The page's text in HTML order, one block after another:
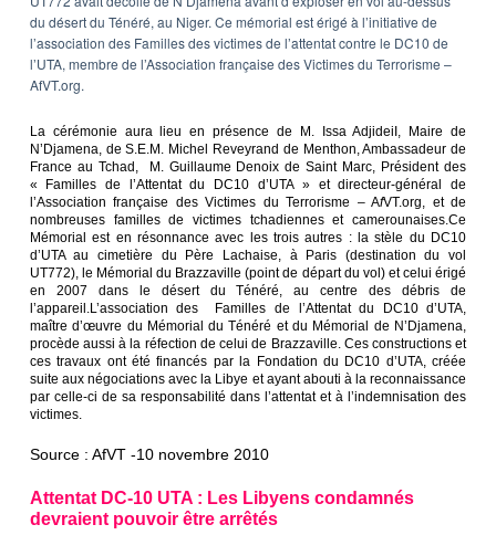
du désert du Ténéré, au Niger. Ce mémorial est érigé à l’initiative de
l’association des Familles des victimes de l’attentat contre le DC10 de
l’UTA, membre de l’Association française des Victimes du Terrorisme –
AfVT.org.
La cérémonie aura lieu en présence de M. Issa AdjideiI, Maire de
N’Djamena, de S.E.M. Michel Reveyrand de Menthon, Ambassadeur de
France au Tchad, M. Guillaume Denoix de Saint Marc, Président des
« Familles de l’Attentat du DC10 d’UTA » et directeur-général de
l’Association française des Victimes du Terrorisme – AfVT.org, et de
nombreuses familles de victimes tchadiennes et camerounaises.Ce
Mémorial est en résonnance avec les trois autres : la stèle du DC10
d’UTA au cimetière du Père Lachaise, à Paris (destination du vol
UT772), le Mémorial du Brazzaville (point de départ du vol) et celui érigé
en 2007 dans le désert du Ténéré, au centre des débris de
l’appareil.L’association des Familles de l’Attentat du DC10 d’UTA,
maître d’œuvre du Mémorial du Ténéré et du Mémorial de N’Djamena,
procède aussi à la réfection de celui de Brazzaville. Ces constructions et
ces travaux ont été financés par la Fondation du DC10 d’UTA, créée
suite aux négociations avec la Libye et ayant abouti à la reconnaissance
par celle-ci de sa responsabilité dans l’attentat et à l’indemnisation des
victimes.
Source : AfVT -10 novembre 2010
Attentat DC-10 UTA : Les Libyens condamnés
devraient pouvoir être arrêtés